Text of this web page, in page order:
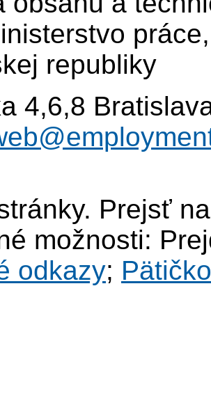
republiky
4,6,8
Prejsť
možnosti:
odkazy;